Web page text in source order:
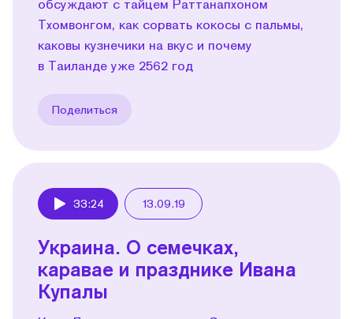
обсуждают с тайцем Раттанапхоном
Тхомвонгом, как сорвать кокосы с пальмы,
каковы кузнечики на вкус и почему
в Таиланде уже 2562 год
Поделиться
33:24 13.09.19
Украина. О семечках,
каравае и празднике Ивана
Купалы